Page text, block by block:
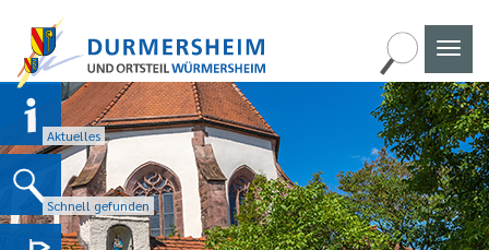
Aktuelles
Schnell gefunden